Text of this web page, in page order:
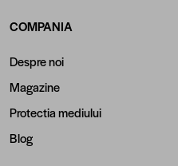
COMPANIA
Despre noi
Magazine
Protectia mediului
Blog